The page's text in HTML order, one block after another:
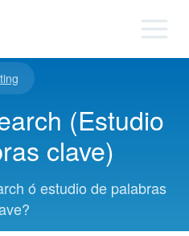
(Estudio
clave)
ó estudio de palabras